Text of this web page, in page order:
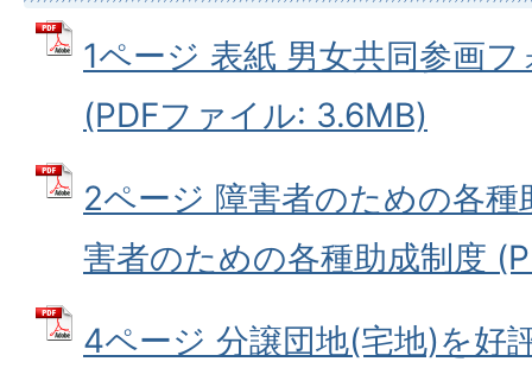
1ページ 表紙 男女共同参画
(PDFファイル: 3.6MB)
2ページ 障害者のための各
害者のための各種助成制度
4ページ 分譲団地(宅地)を好